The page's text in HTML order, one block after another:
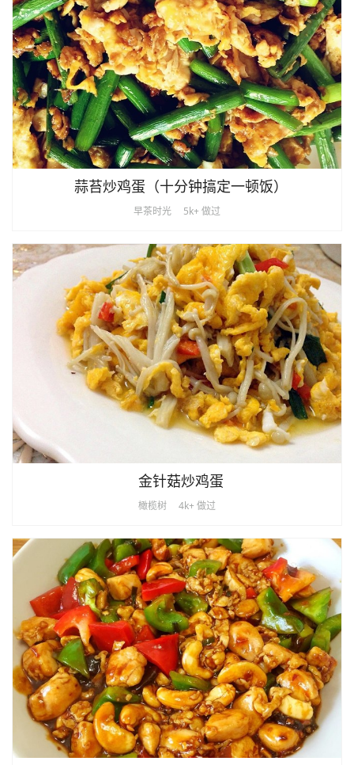
蒜苔炒鸡蛋（十分钟搞定一顿饭）
早茶时光 5k+ 做过
金针菇炒鸡蛋
橄榄树 4k+ 做过